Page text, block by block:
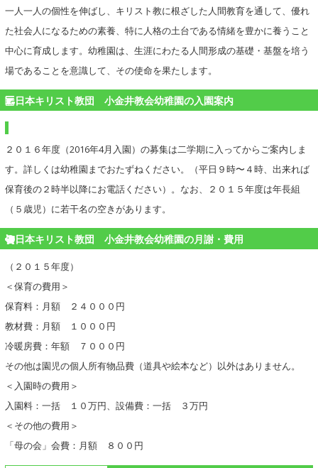
一人一人の個性を伸ばし、キリスト教に根ざした人間教育を通して、優れ
た社会人になるための素養、特に人格の土台である情緒を豊かに養うこと
中心に育成します。幼稚園は、生涯にわたる人間形成の基礎・基盤を培う
場であることを意識して、その使命を果たします。
日本キリスト教団 小金井教会幼稚園の入園案内
２０１６年度（2016年4月入園）の募集は二学期に入ってからご案内しま
す。詳しくは幼稚園までおたずねください。（平日９時〜４時、出来れば
保育後の２時半以降にお電話ください）。なお、２０１５年度は年長組
（５歳児）に若干名の空きがあります。
日本キリスト教団 小金井教会幼稚園の月謝・費用
（２０１５年度）
＜保育の費用＞
保育料：月額 ２４０００円
教材費：月額 １０００円
冷暖房費：年額 ７０００円
その他は園児の個人所有物品費（道具や絵本など）以外はありません。
＜入園時の費用＞
入園料：一括 １０万円、設備費：一括 ３万円
＜その他の費用＞
「母の会」会費：月額 ８００円